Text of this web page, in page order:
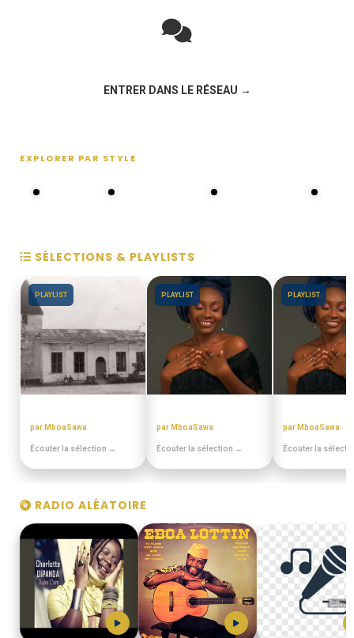
ENTRER DANS LE RÉSEAU →
EXPLORER PAR STYLE
SÉLECTIONS & PLAYLISTS
PLAYLIST
par MboaSawa
Écouter la sélection →
PLAYLIST
par MboaSawa
Écouter la sélection →
PLAYLIST
par MboaSawa
Écouter la
RADIO ALÉATOIRE